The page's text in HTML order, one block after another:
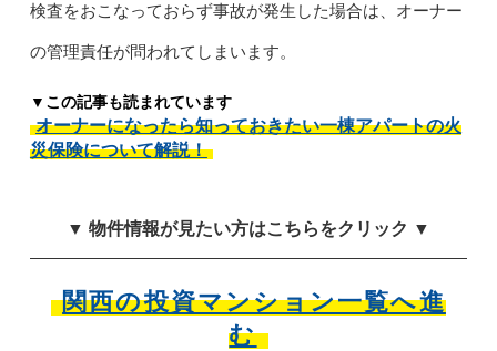
検査をおこなっておらず事故が発生した場合は、オーナー
の管理責任が問われてしまいます。
▼この記事も読まれています
オーナーになったら知っておきたい一棟アパートの火
災保険について解説！
▼ 物件情報が見たい方はこちらをクリック ▼
関西の投資マンション一覧へ進
む